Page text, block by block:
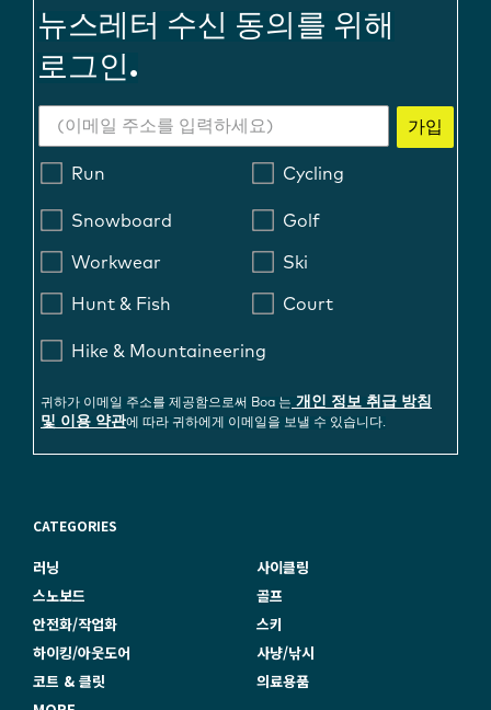
뉴스레터 수신 동의를 위해
로그인.
가입
Run Cycling
Snowboard Golf
Workwear Ski
Hunt & Fish Court
Hike & Mountaineering
귀하가 이메일 주소를 제공함으로써 Boa 는 개인 정보 취급 방침
및 이용 약관에 따라 귀하에게 이메일을 보낼 수 있습니다.
CATEGORIES
러닝
사이클링
스노보드
골프
안전화/작업화
스키
하이킹/아웃도어
사냥/낚시
코트 & 클릿
의료용품